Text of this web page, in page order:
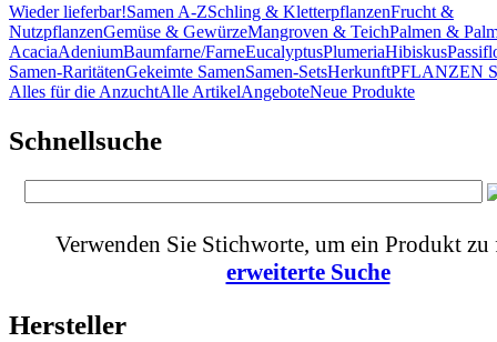
Wieder lieferbar!Samen A-ZSchling & KletterpflanzenFrucht &
NutzpflanzenGemüse & GewürzeMangroven & TeichPalmen &
AcaciaAdeniumBaumfarne/FarneEucalyptusPlumeriaHibiskus
Samen-RaritätenGekeimte SamenSamen-SetsHerkunftPFLANZEN
Alles für die AnzuchtAlle ArtikelAngeboteNeue Produkte
Schnellsuche
Verwenden Sie Stichworte, um ein Produkt zu
erweiterte Suche
Hersteller